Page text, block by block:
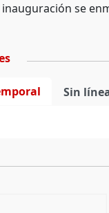
inauguración se
Sin